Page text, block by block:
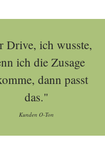
Drive, ich wusste,
ich die Zusage
dann passt
das."
Kunden O-Ton